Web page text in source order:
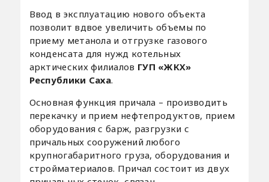
Ввод в эксплуатацию нового объекта
позволит вдвое увеличить объемы по
приему метанола и отгрузке газового
конденсата для нужд котельных
арктических филиалов ГУП «ЖКХ»
Республики Саха.
Основная функция причала – производить
перекачку и прием нефтепродуктов, прием
оборудования с барж, разгрузки с
причальных сооружений любого
крупногабаритного груза, оборудования и
стройматериалов. Причал состоит из двух